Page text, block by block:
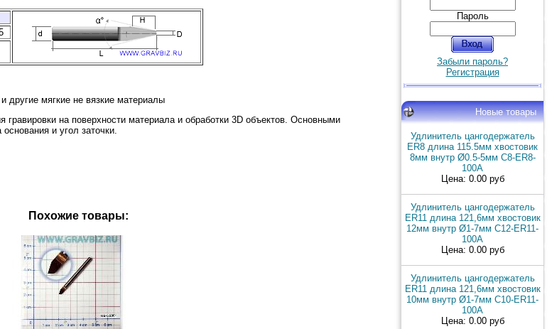
мягкие не вязкие материалы
на поверхности материала и обработки 3D объектов. Основными
и угол заточки.
Похожие товары:
Пароль
Забыли пароль?
Регистрация
Новые товары
Удлинитель цангодержатель
ER8 длина 115.5мм хвостовик
8мм внутр Ø0.5-5мм C8-ER8-
100A
Цена: 0.00 руб
Удлинитель цангодержатель
ER11 длина 121,6мм хвостовик
12мм внутр Ø1-7мм C12-ER11-
100A
Цена: 0.00 руб
Удлинитель цангодержатель
ER11 длина 121,6мм хвостовик
10мм внутр Ø1-7мм C10-ER11-
100A
Цена: 0.00 руб